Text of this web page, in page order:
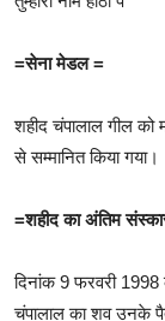
=सेना मेडल=
शहीद चंपालाल गील
से सम्मानित किया गया।
=शहीद का अंतिम
दिनांक 9 फरवरी
चंपालाल का शव उनके